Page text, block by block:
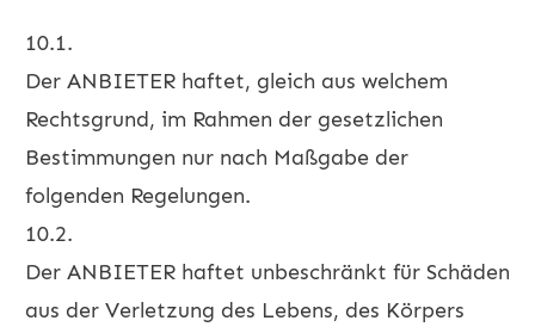
10.1.
Der ANBIETER haftet, gleich aus welchem
Rechtsgrund, im Rahmen der gesetzlichen
Bestimmungen nur nach Maßgabe der
folgenden Regelungen.
10.2.
Der ANBIETER haftet unbeschränkt für Schäden
aus der Verletzung des Lebens, des Körpers